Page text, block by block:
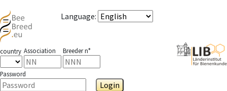
Language:
country Association Breeder n°
Password
Login